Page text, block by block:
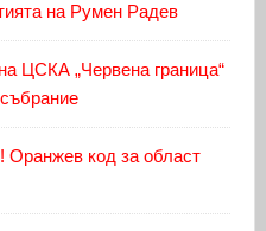
на Румен Радев
ЦСКА „Червена граница“
Оранжев код за област